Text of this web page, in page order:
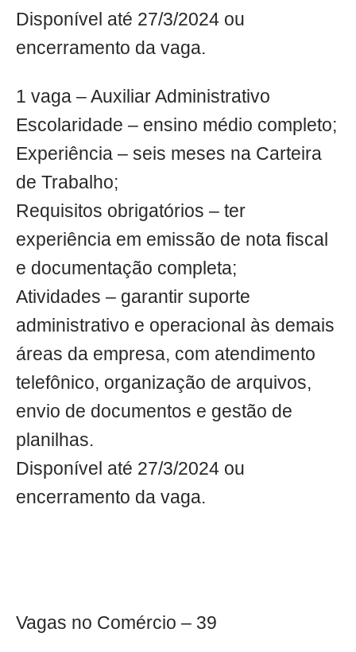
Disponível até 27/3/2024 ou
encerramento da vaga.
1 vaga – Auxiliar Administrativo
Escolaridade – ensino médio completo;
Experiência – seis meses na Carteira
de Trabalho;
Requisitos obrigatórios – ter
experiência em emissão de nota fiscal
e documentação completa;
Atividades – garantir suporte
administrativo e operacional às demais
áreas da empresa, com atendimento
telefônico, organização de arquivos,
envio de documentos e gestão de
planilhas.
Disponível até 27/3/2024 ou
encerramento da vaga.
Vagas no Comércio – 39